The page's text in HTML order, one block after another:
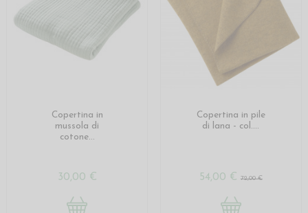
Copertina in
mussola di
cotone...
30,00 €
Copertina in pile
di lana - col....
54,00 € 72,00 €